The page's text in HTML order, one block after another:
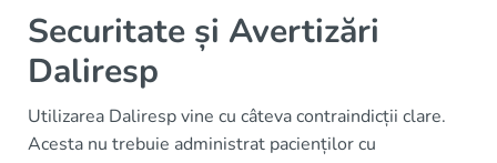
Securitate și Avertizări
Daliresp
Utilizarea Daliresp vine cu câteva contraindicții clare.
Acesta nu trebuie administrat pacienților cu